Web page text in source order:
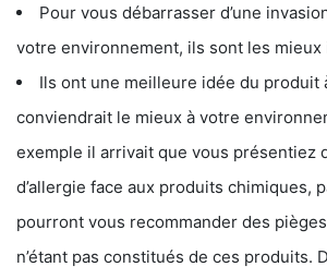
Pour vous débarrasser d’une
votre environnement, ils sont les mieux
Ils ont une meilleure idée du produit
conviendrait le mieux à votre
exemple il arrivait que vous présentiez
d’allergie face aux produits chimiques,
pourront vous recommander des
n’étant pas constitués de ces produits.